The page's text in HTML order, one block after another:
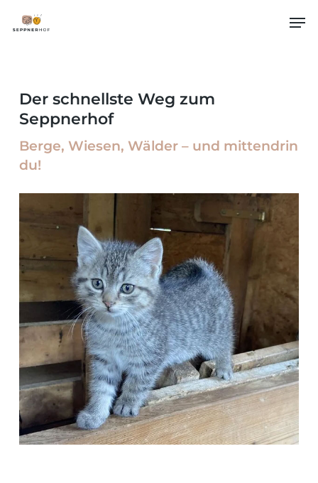
Der schnellste Weg zum
Seppnerhof
Berge, Wiesen, Wälder – und mittendrin
du!